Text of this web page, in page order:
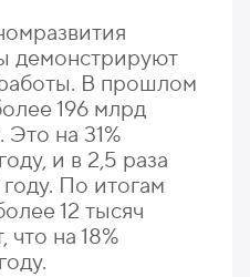
демонстрируют
В прошлом
196 млрд
на 31%
и в 2,5 раза
По итогам
12 тысяч
на 18%